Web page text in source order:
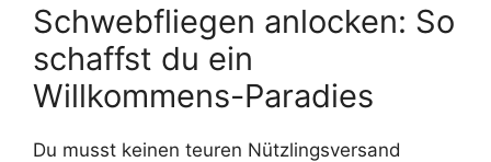
Schwebfliegen anlocken: So
schaffst du ein
Willkommens-Paradies
Du musst keinen teuren Nützlingsversand